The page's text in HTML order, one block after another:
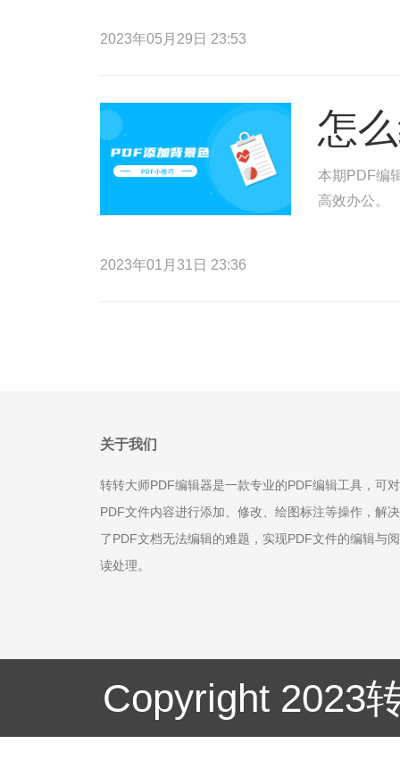
2023年05月29日 23:53
怎
本期PDF编
高效办公。
2023年01月31日 23:36
关于我们
转转大师PDF编辑器是一款专业的PDF编辑工具，可对
PDF文件内容进行添加、修改、绘图标注等操作，解决
了PDF文档无法编辑的难题，实现PDF文件的编辑与阅
读处理。
Copyright 2023